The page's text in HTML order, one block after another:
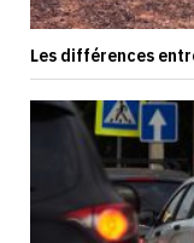
Les différences